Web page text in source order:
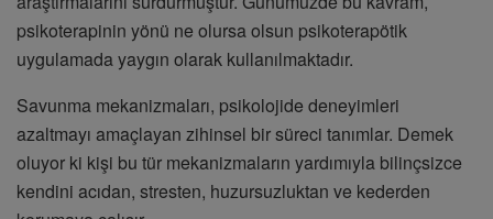
psikoterapinin yönü ne olursa olsun psikoterapötik
uygulamada yaygın olarak kullanılmaktadır.
Savunma mekanizmaları, psikolojide deneyimleri
azaltmayı amaçlayan zihinsel bir süreci tanımlar. Demek
oluyor ki kişi bu tür mekanizmaların yardımıyla bilinçsizce
kendini acıdan, stresten, huzursuzluktan ve kederden